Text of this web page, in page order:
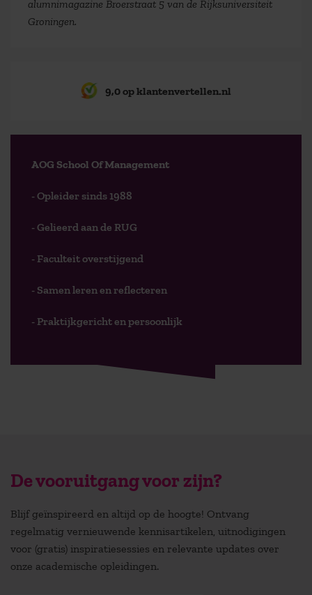
alumnimagazine Broerstraat 5 van de Rijksuniversiteit
Groningen.
9,0 op klantenvertellen.nl
AOG School Of Management
- Opleider sinds 1988
- Gelieerd aan de RUG
- Faculteit overstijgend
- Samen leren en reflecteren
- Praktijkgericht en persoonlijk
De vooruitgang voor zijn?
Blijf geïnspireerd en altijd op de hoogte! Ontvang
regelmatig vernieuwende kennisartikelen, uitnodigingen
voor (gratis) inspiratiesessies en relevante updates over
onze academische opleidingen.